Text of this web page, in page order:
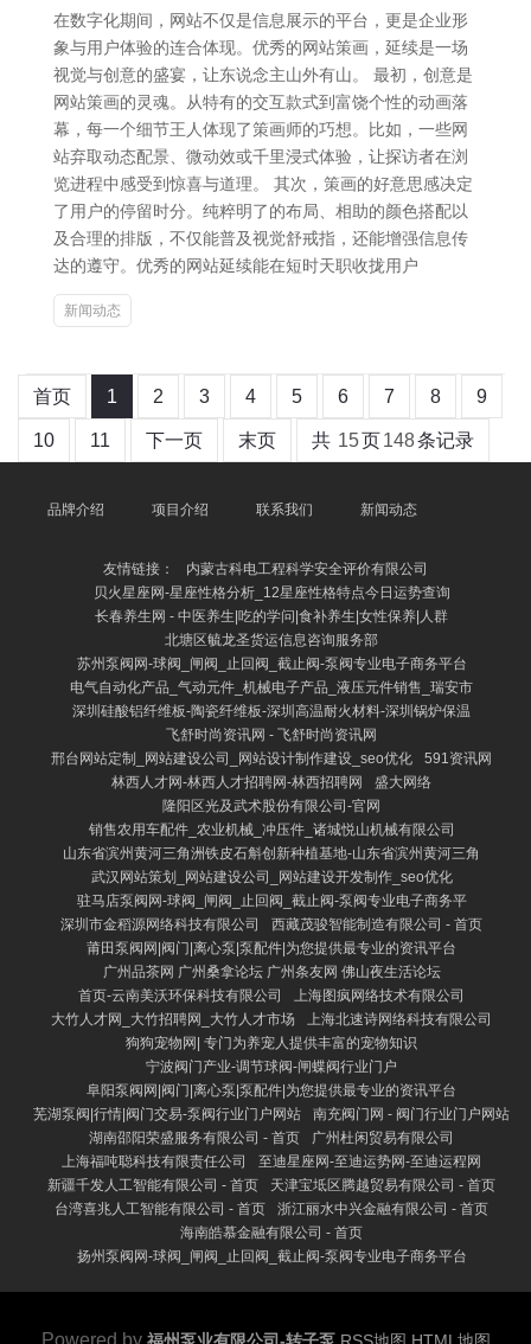
在数字化期间，网站不仅是信息展示的平台，更是企业形
象与用户体验的连合体现。优秀的网站策画，延续是一场
视觉与创意的盛宴，让东说念主山外有山。 最初，创意是
网站策画的灵魂。从特有的交互款式到富饶个性的动画落
幕，每一个细节王人体现了策画师的巧想。比如，一些网
站弃取动态配景、微动效或千里浸式体验，让探访者在浏
览进程中感受到惊喜与道理。 其次，策画的好意思感决定
了用户的停留时分。纯粹明了的布局、相助的颜色搭配以
及合理的排版，不仅能普及视觉舒戒指，还能增强信息传
达的遵守。优秀的网站延续能在短时天职收拢用户
新闻动态
首页 1 2 3 4 5 6 7 8 9
10 11 下一页 末页 共 15页148条记录
品牌介绍 项目介绍 联系我们 新闻动态
友情链接：
内蒙古科电工程科学安全评价有限公司
贝火星座网-星座性格分析_12星座性格特点今日运势查询
长春养生网 - 中医养生|吃的学问|食补养生|女性保养|人群
北塘区毓龙圣货运信息咨询服务部
苏州泵阀网-球阀_闸阀_止回阀_截止阀-泵阀专业电子商务平台
电气自动化产品_气动元件_机械电子产品_液压元件销售_瑞安市
深圳硅酸铝纤维板-陶瓷纤维板-深圳高温耐火材料-深圳锅炉保温
飞舒时尚资讯网 - 飞舒时尚资讯网
邢台网站定制_网站建设公司_网站设计制作建设_seo优化
591资讯网
林西人才网-林西人才招聘网-林西招聘网
盛大网络
隆阳区光及武术股份有限公司-官网
销售农用车配件_农业机械_冲压件_诸城悦山机械有限公司
山东省滨州黄河三角洲铁皮石斛创新种植基地-山东省滨州黄河三角
武汉网站策划_网站建设公司_网站建设开发制作_seo优化
驻马店泵阀网-球阀_闸阀_止回阀_截止阀-泵阀专业电子商务平
深圳市金稻源网络科技有限公司
西藏茂骏智能制造有限公司 - 首页
莆田泵阀网|阀门|离心泵|泵配件|为您提供最专业的资讯平台
广州品茶网 广州桑拿论坛 广州条友网 佛山夜生活论坛
首页-云南美沃环保科技有限公司
上海图疯网络技术有限公司
大竹人才网_大竹招聘网_大竹人才市场
上海北速诗网络科技有限公司
狗狗宠物网| 专门为养宠人提供丰富的宠物知识
宁波阀门产业-调节球阀-闸蝶阀行业门户
阜阳泵阀网|阀门|离心泵|泵配件|为您提供最专业的资讯平台
芜湖泵阀|行情|阀门交易-泵阀行业门户网站
南充阀门网 - 阀门行业门户网站
湖南邵阳荣盛服务有限公司 - 首页
广州杜闲贸易有限公司
上海福吨聪科技有限责任公司
至迪星座网-至迪运势网-至迪运程网
新疆千发人工智能有限公司 - 首页
天津宝坻区腾越贸易有限公司 - 首页
台湾喜兆人工智能有限公司 - 首页
浙江丽水中兴金融有限公司 - 首页
海南皓慕金融有限公司 - 首页
扬州泵阀网-球阀_闸阀_止回阀_截止阀-泵阀专业电子商务平台
Powered by